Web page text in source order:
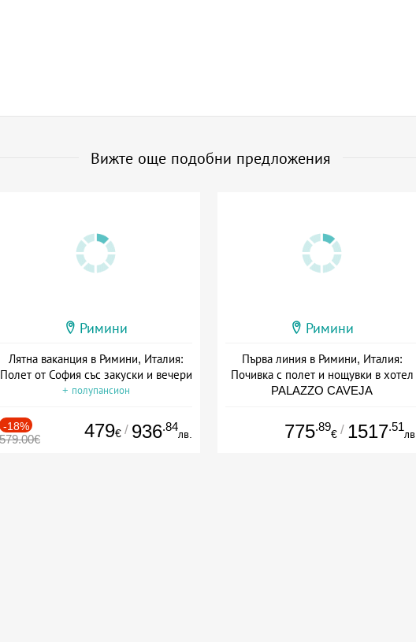
Вижте още подобни предложения
Римини
Лятна ваканция в Римини, Италия:
Полет от София със закуски и вечери
+ полупансион
-18%
579.00€ 479€ / 936.84
лв.
Римини
Първа линия в Римини, Италия:
Почивка с полет и нощувки в хотел
PALAZZO CAVEJA
775.89
€ / 1517.51
лв.